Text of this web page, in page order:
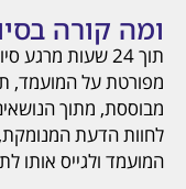
ומה קורה
תוך 24 שעות
מפורטת על המועמד,
מבוססת, מתוך
לחוות הדעת
המועמד ולגייס אותו